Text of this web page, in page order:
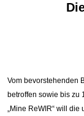
Vom bevorstehenden
betroffen sowie bis zu
„Mine ReWIR“ will